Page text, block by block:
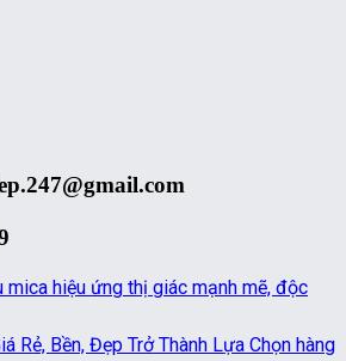
mica hiệu ứng thị giác mạnh mẽ, độc
Rẻ, Bền, Đẹp Trở Thành Lựa Chọn hàng